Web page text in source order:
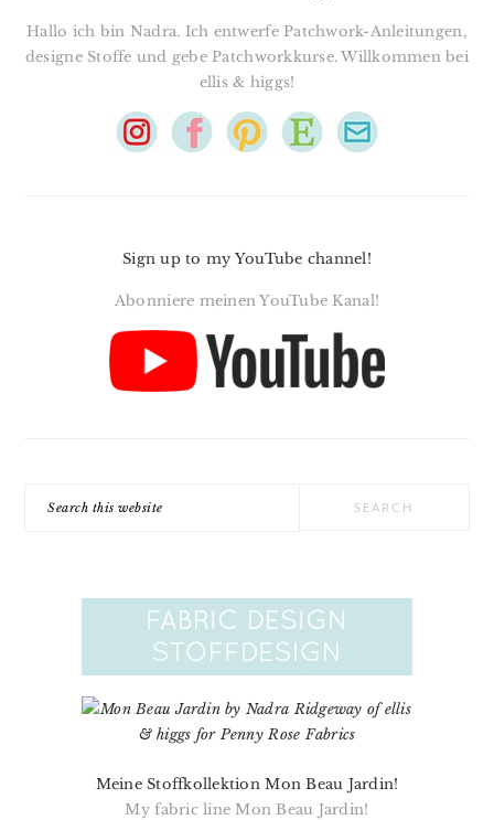
Hallo ich bin Nadra. Ich entwerfe Patchwork-Anleitungen,
designe Stoffe und gebe Patchworkkurse. Willkommen bei
ellis & higgs!
Sign up to my YouTube channel!
Abonniere meinen YouTube Kanal!
Meine Stoffkollektion Mon Beau Jardin!
My fabric line Mon Beau Jardin!